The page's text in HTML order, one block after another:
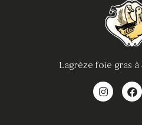
Lagrèze foie gras à